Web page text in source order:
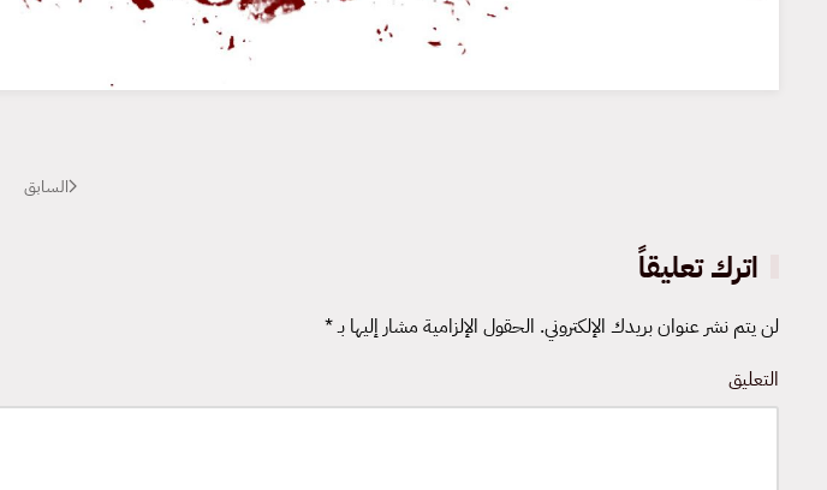
السابق
اترك تعليقاً
لن يتم نشر عنوان بريدك الإلكتروني. الحقول الإلزامية مشار إليها بـ*
التعليق